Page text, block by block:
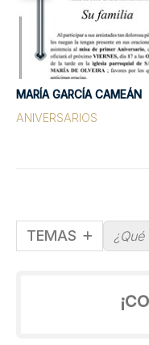
TEMAS
MARÍA GARCÍA CAMEÁN
ANIVERSARIOS